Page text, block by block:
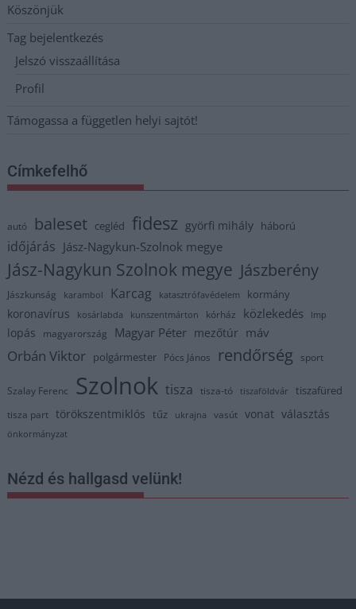
Köszönjük
Tag bejelentkezés
Jelszó visszaállítása
Profil
Támogassa a független helyi sajtót!
Címkefelhő
autó baleset cegléd fidesz györfi mihály háború
időjárás Jász-Nagykun-Szolnok megye
Jász-Nagykun Szolnok megye Jászberény
Jászkunság karambol Karcag katasztrófavédelem kormány
koronavírus kosárlabda kunszentmárton kórház közlekedés lmp
lopás magyarország Magyar Péter mezőtúr máv
Orbán Viktor polgármester Pócs János rendőrség sport
Szalay Ferenc Szolnok tisza tisza-tó tiszaföldvár tiszafüred
tisza part törökszentmiklós tűz ukrajna vasút vonat választás
önkormányzat
Nézd és hallgasd velünk!